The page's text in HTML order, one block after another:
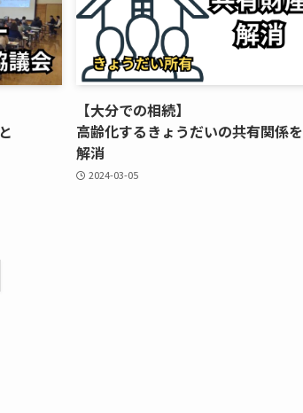
【大分での​相続】
高齢化するきょうだいの​共有関係を​
解消
2024-03-05